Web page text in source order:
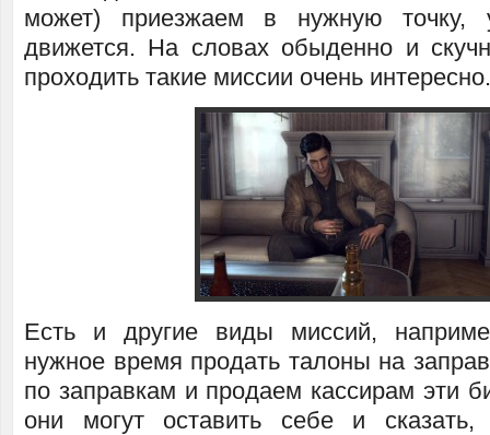
может) приезжаем в нужную точку,
движется. На словах обыденно и
проходить такие миссии очень интересно.
Есть и другие виды миссий,
нужное время продать талоны на
по заправкам и продаем кассирам эти
они могут оставить себе и сказать,